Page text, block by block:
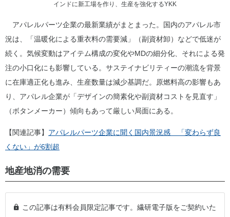
インドに新工場を作り、生産を強化するYKK
アパレルパーツ企業の最新業績がまとまった。国内のアパレル市
況は、「温暖化による重衣料の需要減」（副資材卸）などで低迷が
続く。気候変動はアイテム構成の変化やMDの細分化、それによる発
注の小口化にも影響している。サステイナビリティーの潮流を背景
に在庫適正化も進み、生産数量は減少基調だ。原燃料高の影響もあ
り、アパレル企業が「デザインの簡素化や副資材コストを見直す」
（ボタンメーカー）傾向もあって厳しい局面にある。
【関連記事】 アパレルパーツ企業に聞く国内景況感 「変わらず良
くない」が6割超
地産地消の需要
この記事は有料会員限定記事です。繊研電子版をご契約いた